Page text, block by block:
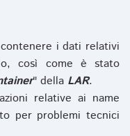
i dati relativi
così come è stato
" della LAR.
relative ai name
per problemi tecnici